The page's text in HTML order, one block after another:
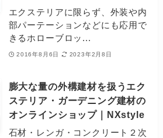
エクステリアに限らず、外装や内
部パーテーションなどにも応用で
きるホローブロッ...
2016年8月6日 2023年2月8日
膨大な量の外構建材を扱うエク
ステリア・ガーデニング建材の
オンラインショップ｜NXstyle
石材・レンガ・コンクリート２次